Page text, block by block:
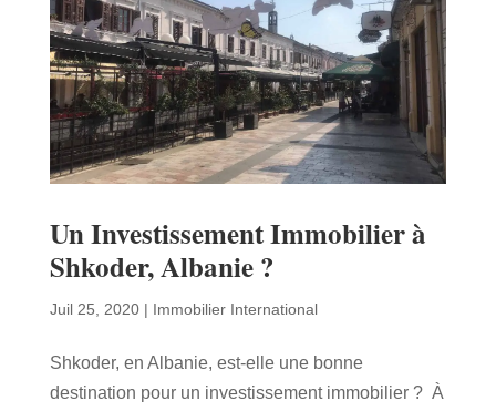
Un Investissement Immobilier à
Shkoder, Albanie ?
Juil 25, 2020| Immobilier International
Shkoder, en Albanie, est-elle une bonne
destination pour un investissement immobilier ? À